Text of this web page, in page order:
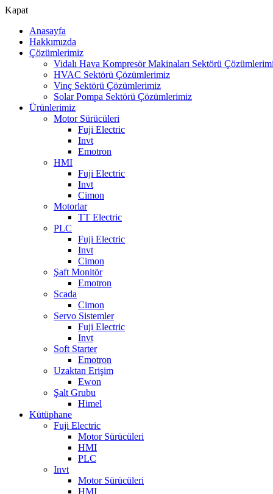
Kapat
Anasayfa
Hakkımızda
Çözümlerimiz
Vidalı Hava Kompresör Makinaları Sektörü
HVAC Sektörü Çözümlerimiz
Vinç Sektörü Çözümlerimiz
Solar Pompa Sektörü Çözümlerimiz
Ürünlerimiz
Motor Sürücüleri
Fuji Electric
Invt
Emotron
HMI
Fuji Electric
Invt
Cimon
Motorlar
TT Electric
PLC
Fuji Electric
Invt
Cimon
Şaft Monitör
Emotron
Scada
Cimon
Servo Sistemler
Fuji Electric
Invt
Soft Starter
Emotron
Uzaktan Erişim
Ewon
Şalt Grubu
Himel
Kütüphane
Fuji Electric
Motor Sürücüleri
HMI
PLC
Invt
Motor Sürücüleri
HMI